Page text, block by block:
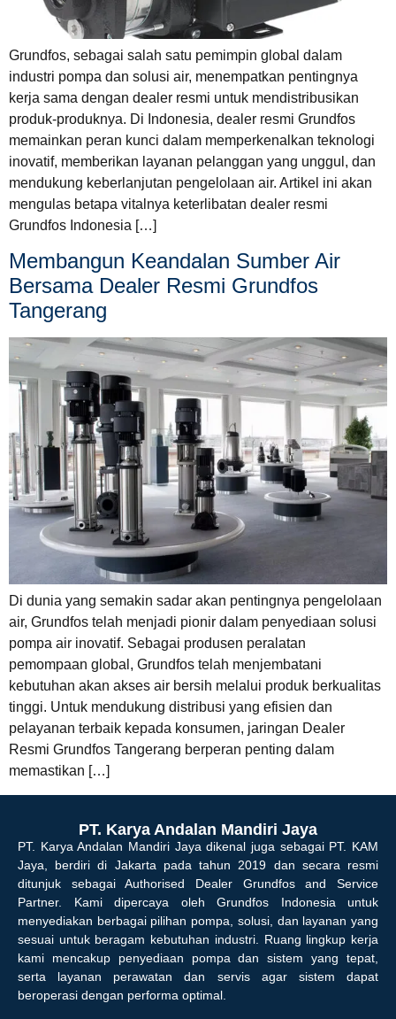
Grundfos, sebagai salah satu pemimpin global dalam
industri pompa dan solusi air, menempatkan pentingnya
kerja sama dengan dealer resmi untuk mendistribusikan
produk-produknya. Di Indonesia, dealer resmi Grundfos
memainkan peran kunci dalam memperkenalkan teknologi
inovatif, memberikan layanan pelanggan yang unggul, dan
mendukung keberlanjutan pengelolaan air. Artikel ini akan
mengulas betapa vitalnya keterlibatan dealer resmi
Grundfos Indonesia […]
Membangun Keandalan Sumber Air
Bersama Dealer Resmi Grundfos
Tangerang
Di dunia yang semakin sadar akan pentingnya pengelolaan
air, Grundfos telah menjadi pionir dalam penyediaan solusi
pompa air inovatif. Sebagai produsen peralatan
pemompaan global, Grundfos telah menjembatani
kebutuhan akan akses air bersih melalui produk berkualitas
tinggi. Untuk mendukung distribusi yang efisien dan
pelayanan terbaik kepada konsumen, jaringan Dealer
Resmi Grundfos Tangerang berperan penting dalam
memastikan […]
PT. Karya Andalan Mandiri Jaya
PT. Karya Andalan Mandiri Jaya dikenal juga sebagai PT. KAM
Jaya, berdiri di Jakarta pada tahun 2019 dan secara resmi
ditunjuk sebagai Authorised Dealer Grundfos and Service
Partner. Kami dipercaya oleh Grundfos Indonesia untuk
menyediakan berbagai pilihan pompa, solusi, dan layanan yang
sesuai untuk beragam kebutuhan industri. Ruang lingkup kerja
kami mencakup penyediaan pompa dan sistem yang tepat,
serta layanan perawatan dan servis agar sistem dapat
beroperasi dengan performa optimal.